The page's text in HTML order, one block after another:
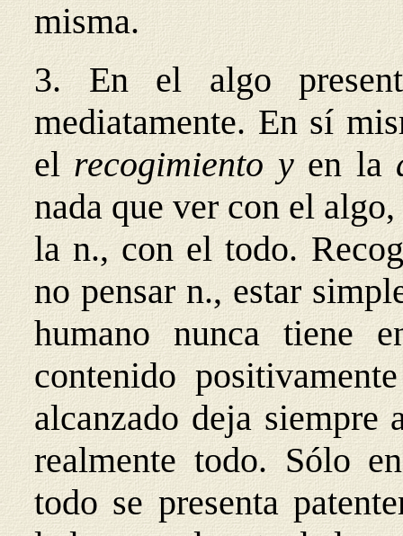
misma.
3. En el algo
mediatamente. En sí
elrecogimiento yen la
nada que ver con el
la n., con el todo.
no pensar n., estar
humano nunca tiene
contenido
alcanzado deja siempre
realmente todo. Sólo
todo se presenta